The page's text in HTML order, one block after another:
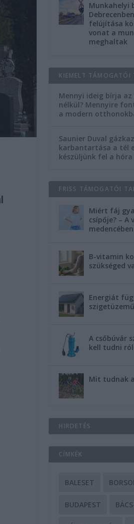
Munkahelyi
felújítása
vonat a
meghaltak
KIEMELT TÁMOGATÓI
Mennyi ideig bírja
nélkül? Mennyire
a modern
Saunier Duval
karbantartása a tél
készüljünk fel a
FRISS TÁMOGATÓI
Miért fáj
csípője? – A
B-vitamin
szükséged
Energiát
A csőbúvár
kell tudni
Mit tudnak
HIRDETÉS
CÍMKÉK
BALESET
BUDAPEST